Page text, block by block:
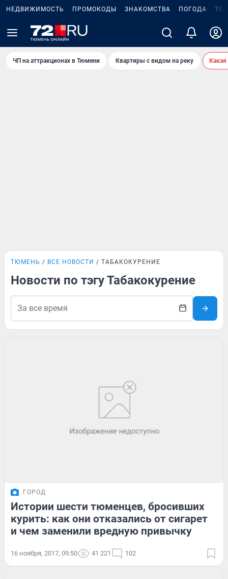
НЕДВИЖИМОСТЬ ПРОМОКОДЫ ЗНАКОМСТВА ПОГОДА
ЧП на аттракционах в Тюмени Квартиры с видом на реку
ТЮМЕНЬ ВСЕ НОВОСТИ ТАБАКОКУРЕНИЕ
Новости по тэгу Табакокурение
ГОРОД
Истории шести тюменцев, бросивших
курить: как они отказались от сигарет
и чем заменили вредную привычку
16 ноября, 2017, 09:50 41 221 102